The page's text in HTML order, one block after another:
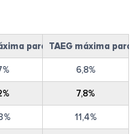
para o 3º trimestre de
TAEG máxima
6,8%
7,8%
outros: novos 11,4%